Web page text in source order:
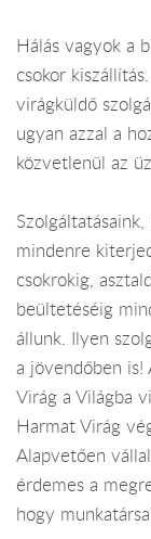
Hálás vagyok a
csokor
virágküldő
ugyan azzal a
közvetlenül az
mindenre
csokrokig,
beültetéséig
állunk. Ilyen
a jövendőben is!
Virág a Világba
Harmat Virág
Alapvetően
érdemes a
hogy